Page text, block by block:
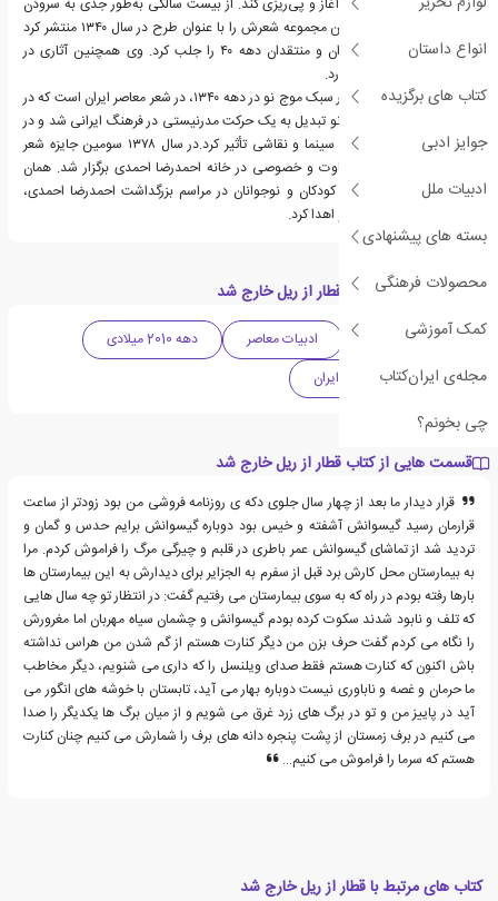
انواع داستان
کتاب های برگزیده
جوایز ادبی
ادبیات ملل
بسته های پیشنهادی
محصولات فرهنگی
کمک آموزشی
مجله‌ی ایران‌کتاب
چی بخونم؟
شعر پرداخت. وی نخستین مجموعه شعرش را با عنوان طرح در سال ۱۳۴۰ منتشر کرد
که توجه بسیاری از شاعران و منتقدان دهه ۴۰ را جلب کرد. وی همچنین آثاری در
ادبیات کودک و نوجوان دارد.
احمدرضا احمدی بنیان‌گدار سبک موج نو در دهه ۱۳۴۰، در شعر معاصر ایران است که در
نیمهٔ دوم این دهه، موج نو تبدیل به یک حرکت مدرنیستی در فرهنگ ایرانی شد و در
داستان، نمایشنامه، تئاتر، سینما و نقاشی تأثیر کرد.در سال ۱۳۷۸ سومین جایزه شعر
خبرنگاران با مراسمی متفاوت و خصوصی در خانه احمدرضا احمدی برگزار شد. همان
سال کانون پرورش فکری کودکان و نوجوانان در مراسم بزرگداشت احمدرضا احمدی،
تندیس مداد پرنده را به او اهدا کرد.
دسته بندی های کتاب قطار از ریل خارج شد
ادبیات داستانی ادبیات معاصر
دهه 2010 میلادی
رمان
ادبیات ایران
قسمت هایی از کتاب قطار از ریل خارج شد
قرار دیدار ما بعد از چهار سال جلوی دکه ی روزنامه فروشی من بود زودتر از ساعت
قرارمان رسید گیسوانش آشفته و خیس بود دوباره گیسوانش برایم حدس و گمان و
تردید شد از تماشای گیسوانش عمر باطری در قلبم و چیرگی مرگ را فراموش کردم. مرا
به بیمارستان محل کارش برد قبل از سفرم به الجزایر برای دیدارش به این بیمارستان ها
بارها رفته بودم در راه که به سوی بیمارستان می رفتیم گفت: در انتظار تو چه سال هایی
که تلف و نابود شدند سکوت کرده بودم گیسوانش و چشمان سیاه مهربان اما مغرورش
را نگاه می کردم گفت حرف بزن من دیگر کنارت هستم از گم شدن من هراس نداشته
باش اکنون که کنارت هستم فقط صدای ویلنسل را که داری می شنویم، دیگر مخاطب
ما حرمان و غصه و ناباوری نیست دوباره بهار می آید، تابستان با خوشه های انگور می
آید در پاییز من و تو در برگ های زرد غرق می شویم و از میان برگ ها یکدیگر را صدا
می کنیم در برف زمستان از پشت پنجره دانه های برف را شمارش می کنیم چنان کنارت
هستم که سرما را فراموش می کنیم…
کتاب های مرتبط با قطار از ریل خارج شد